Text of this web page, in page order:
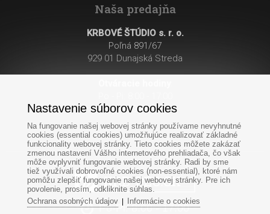
Naša predajňa
KRBOVÉ ŠTÚDIO s. r. o.
Poľná 891/67
929 01 Dunajská Streda
So: 8:00 - 12:00
Po-Pi: 8:00 - 17:00
Nastavenie súborov cookies
Na fungovanie našej webovej stránky používame nevyhnutné
cookies (essential cookies) umožňujúce realizovať základné
funkcionality webovej stránky. Tieto cookies môžete zakázať
zmenou nastavení Vášho internetového prehliadača, čo však
môže ovplyvniť fungovanie webovej stránky. Radi by sme
tiež využívali dobrovoľné cookies (non-essential), ktoré nám
pomôžu zlepšiť fungovanie našej webovej stránky. Pre ich
povolenie, prosím, odkliknite súhlas.
Ochrana osobných údajov| Informácie o cookies